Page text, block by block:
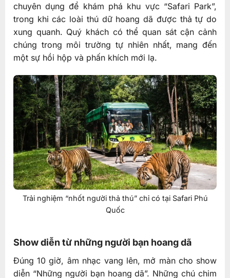
chuyên dụng để khám phá khu vực “Safari Park”,
trong khi các loài thú dữ hoang dã được thả tự do
xung quanh. Quý khách có thể quan sát cận cảnh
chúng trong môi trường tự nhiên nhất, mang đến
một sự hồi hộp và phấn khích mới lạ.
Trải nghiệm “nhốt người thả thú” chỉ có tại Safari Phú
Quốc
Show diễn từ những người bạn hoang dã
Đúng 10 giờ, âm nhạc vang lên, mở màn cho show
diễn “Những người bạn hoang dã”. Những chú chim